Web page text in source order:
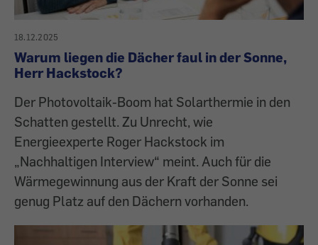
18.12.2025
Warum liegen die Dächer faul in der Sonne,
Herr Hackstock?
Der Photovoltaik-Boom hat Solarthermie in den
Schatten gestellt. Zu Unrecht, wie
Energieexperte Roger Hackstock im
„Nachhaltigen Interview“ meint. Auch für die
Wärmegewinnung aus der Kraft der Sonne sei
genug Platz auf den Dächern vorhanden.